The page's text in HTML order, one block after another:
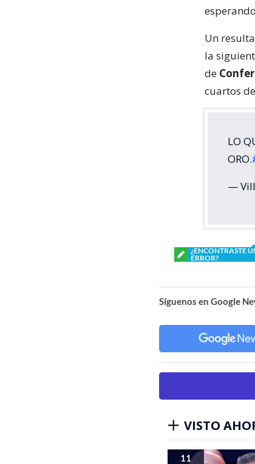
Un
la
de
cuartos
LO
ORO.
—
¿ENCONTRASTE
ERROR?
Síguenos en Google
VISTO
11